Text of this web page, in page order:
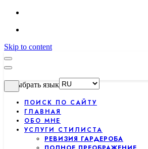
Skip to content
Выбрать язык
ПОИСК ПО САЙТУ
ГЛАВНАЯ
ОБО МНЕ
УСЛУГИ СТИЛИСТА
РЕВИЗИЯ ГАРДЕРОБА